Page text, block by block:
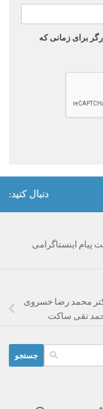
برای زمانی که
دنبال کنید:
پیام اینستاگرامی
محمد رضا خسروی
تقی ساکت